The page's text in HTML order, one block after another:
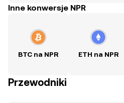
Inne konwersje NPR
BTC na NPR ETH na NPR
Przewodniki